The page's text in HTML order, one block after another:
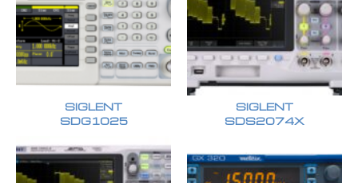
SIGLENT
SDG1025
SIGLENT
SDS2074X